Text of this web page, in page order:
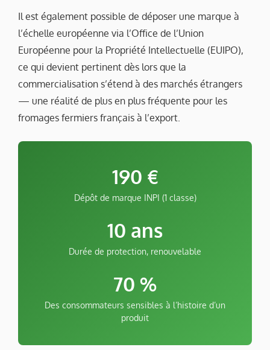
Il est également possible de déposer une marque à
l’échelle européenne via l’Office de l’Union
Européenne pour la Propriété Intellectuelle (EUIPO),
ce qui devient pertinent dès lors que la
commercialisation s’étend à des marchés étrangers
— une réalité de plus en plus fréquente pour les
fromages fermiers français à l’export.
190 €
Dépôt de marque INPI (1 classe)
10 ans
Durée de protection, renouvelable
70 %
Des consommateurs sensibles à l’histoire d’un
produit